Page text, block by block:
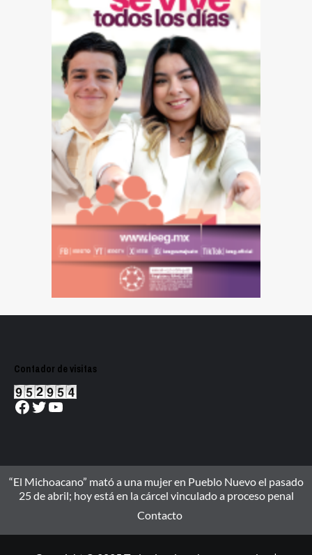
Contador de visitas
Facebook
Twitter
YouTube
“El Michoacano” mató a una mujer en Pueblo Nuevo el pasado
25 de abril; hoy está en la cárcel vinculado a proceso penal
Contacto